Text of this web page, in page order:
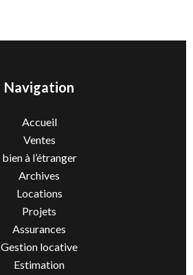
Navigation
Accueil
Ventes
bien à l’étranger
Archives
Locations
Projets
Assurances
Gestion locative
Estimation